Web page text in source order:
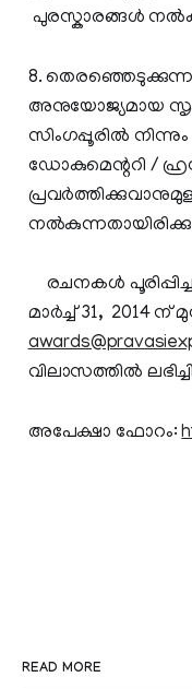
പുരസ്കാരങ്ങള്‍
8.
അനുയോജ്യമായ
സിംഗപ്പൂരില്‍ നിന്നും
ഡോകുമെന്ററി /
രചനകള്‍
മാര്‍ച്ച്‌ 31, 2014 ന്‌
വിലാസത്തില്‍
അപേക്ഷാ ഫോറം:
READ MORE